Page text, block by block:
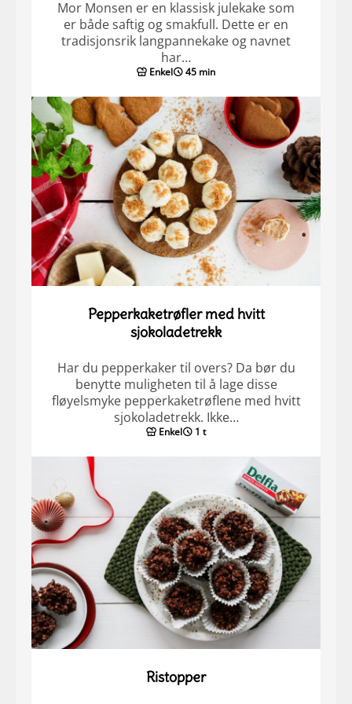
Mor Monsen er en klassisk julekake som
er både saftig og smakfull. Dette er en
tradisjonsrik langpannekake og navnet
har…
Enkel 45 min
Pepperkaketrøfler med hvitt
sjokoladetrekk
Har du pepperkaker til overs? Da bør du
benytte muligheten til å lage disse
fløyelsmyke pepperkaketrøflene med hvitt
sjokoladetrekk. Ikke…
Enkel 1 t
Ristopper